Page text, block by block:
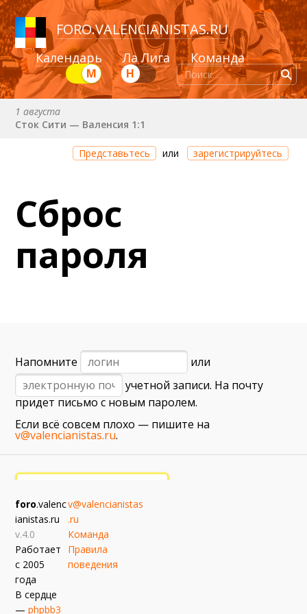
FORO.VALENCIANISTAS.RU
Календарь Ла Лига Команда
Н
М
1 августа
Сток Сити — Валенсия 1:1
Через 2 дня 3 часа 5 минут
Валенсия — Ньюкасл
Валенсия — Сельта
25 августа (вт) в 21:00 (исп)
30 августа (вс) в 19:30 (исп)
примерно 13 сентября
Севилья — Валенсия
примерно 16 сентября
Алавес — Валенсия
примерно 20 сентября
Валенсия — Реал Сосьедад
примерно 11 октября
Расинг — Валенсия
примерно 18 октября
Валенсия — Атлетик
Представьтесь или зарегистрируйтесь
Сброс
пароля
Напомните
или
учетной записи. На почту
придет письмо с новым паролем.
Если всё совсем плохо — пишите на
v@valencianistas.ru.
foro.valenc
ianistas.ru
v.4.0
Работает
с 2005
года
В сердце
—phpbb3
v@valencianistas
.ru
Команда
Правила
поведения